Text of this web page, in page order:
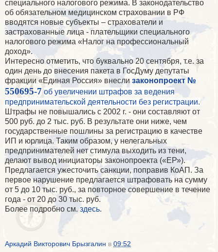
специального налогового режима. В законодательство
об обязательном медицинском страховании в РФ
вводятся новые субъекты – страхователи и
застрахованные лица - плательщики специального
налогового режима «Налог на профессиональный
доход».
Интересно отметить, что буквально 20 сентября, т.е. за
один день до внесения пакета в ГосДуму депутаты
фракции «Единая Россия» внеслизаконопроект №
550695-7 об увеличении штрафов за ведения
предпринимательской деятельности без регистрации.
Штрафы не повышались с 2002 г. - они составляют от
500 руб. до 2 тыс. руб. В результате они ниже, чем
государственные пошлины за регистрацию в качестве
ИП и юрлица. Таким образом, у нелегальных
предпринимателей нет стимула выходить из тени,
делают вывод инициаторы законопроекта («ЕР»).
Предлагается ужесточить санкции, поправив КоАП. За
первое нарушение предлагается штрафовать на сумму
от 5 до 10 тыс. руб., за повторное совершение в течение
года - от 20 до 30 тыс. руб.
Более подробно см. здесь.
Аркадий Викторович Брызгалин в 09:52